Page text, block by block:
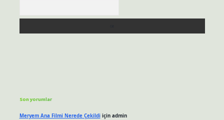
Son yorumlar
Meryem Ana Filmi Nerede Çekildiiçin admin